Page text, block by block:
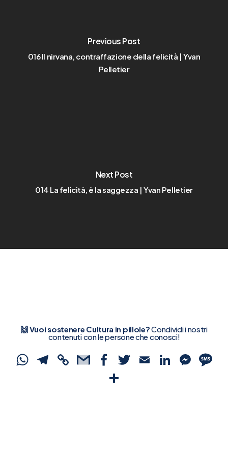
Previous Post
016 Il nirvana, contraffazione della felicità | Yvan
Pelletier
Next Post
014 La felicità, è la saggezza | Yvan Pelletier
🙌 Vuoi sostenere Cultura in pillole?Condividi i nostri
contenuti con le persone che conosci!
WhatsApp
Telegram
CopyGmailFacebook
Twitter
Email